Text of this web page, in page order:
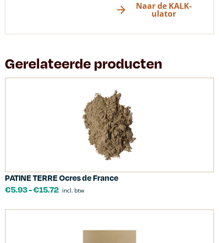
Naar de KALK-
ulator
Gerelateerde producten
PATINE TERRE Ocres de France
€5.93-€15.72 incl. btw